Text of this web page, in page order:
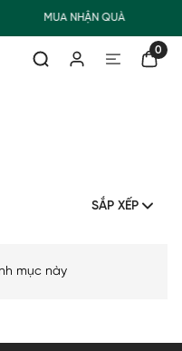
MUA NHẬN QUÀ
0
SẮP XẾP
mục này